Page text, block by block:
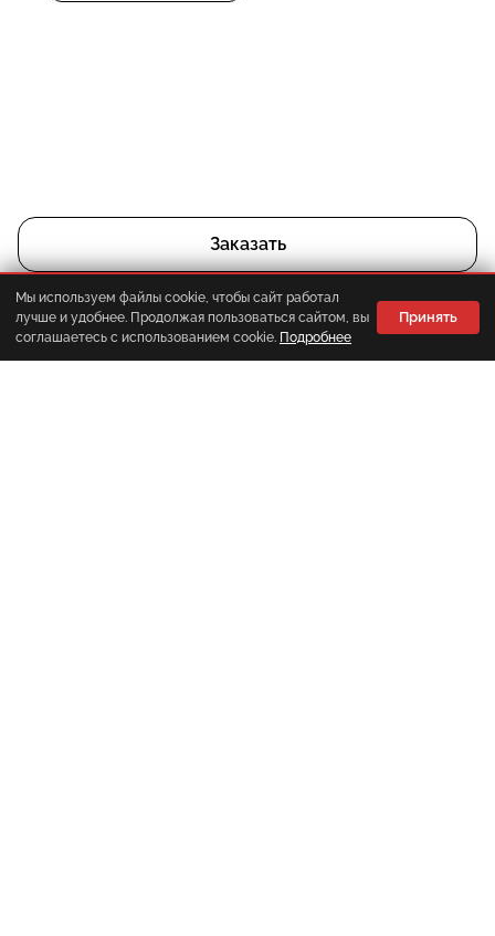
Заказать
Главная Корзина Меню
Мы используем файлы cookie, чтобы сайт работал
лучше и удобнее. Продолжая пользоваться сайтом, вы
соглашаетесь с использованием cookie. Подробнее
Принять